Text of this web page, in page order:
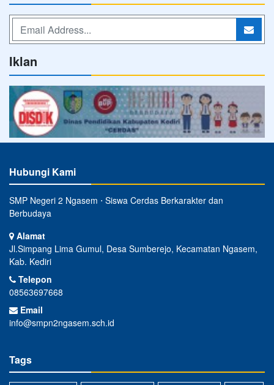
Iklan
Hubungi Kami
SMP Negeri 2 Ngasem ⋅ Siswa Cerdas Berkarakter dan
Berbudaya
Alamat
Jl.Simpang Lima Gumul, Desa Sumberejo, Kecamatan Ngasem,
Kab. Kediri
Telepon
08563697668
Email
info@smpn2ngasem.sch.id
Tags